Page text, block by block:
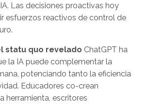
Las decisiones proactivas hoy
esfuerzos reactivos de control de
statu quo revelado ChatGPT ha
la IA puede complementar la
potenciando tanto la eficiencia
Educadores co-crean
herramienta, escritores